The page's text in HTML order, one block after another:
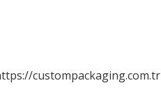
custompackaging.com.tr